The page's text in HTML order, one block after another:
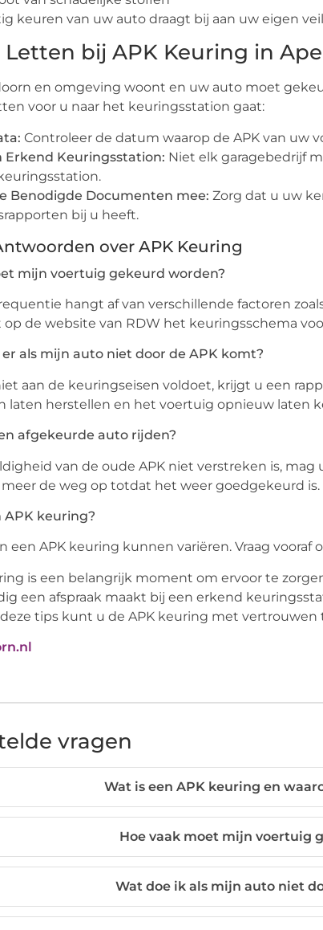
keuren van uw auto draagt bij aan uw eigen
bij APK Keuring in
en omgeving woont en uw auto moet
voor u naar het keuringsstation gaat:
Controleer de datum waarop de APK van uw
Erkend Keuringsstation: Niet elk garagebedrijf
Benodigde Documenten mee: Zorg dat u uw
bij u heeft.
over APK Keuring
mijn voertuig gekeurd worden?
hangt af van verschillende factoren
op de website van RDW het keuringsschema
als mijn auto niet door de APK komt?
aan de keuringseisen voldoet, krijgt u een
laten herstellen en het voertuig opnieuw laten
afgekeurde auto rijden?
van de oude APK niet verstreken is, mag
de weg op totdat het weer goedgekeurd is.
APK keuring?
een APK keuring kunnen variëren. Vraag
is een belangrijk moment om ervoor te
een afspraak maakt bij een erkend
tips kunt u de APK keuring met vertrouwen
vragen
Wat is een APK keuring en
Hoe vaak moet mijn voertuig
Wat doe ik als mijn auto niet